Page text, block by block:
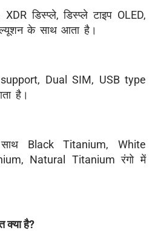
डिस्प्ले, डिस्प्ले टाइप OLED,
के साथ आता है।
Dual SIM, USB type
है।
Black Titanium, White
Natural Titanium रंगो में
क्या है?